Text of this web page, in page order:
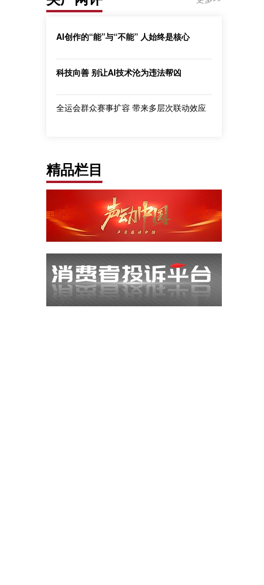
AI创作的“能”与“不能” 人始终是核心
科技向善 别让AI技术沦为违法帮凶
全运会群众赛事扩容 带来多层次联动效应
精品栏目